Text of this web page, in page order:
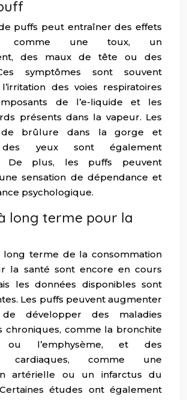
de puffs peut entraîner des effets
comme une toux, un
des maux de tête ou des
symptômes sont souvent
des voies respiratoires
de l’e-liquide et les
présents dans la vapeur. Les
de brûlure dans la gorge et
des yeux sont également
De plus, les puffs peuvent
sensation de dépendance et
psychologique.
long terme pour la
long terme de la consommation
la santé sont encore en cours
les données disponibles sont
Les puffs peuvent augmenter
développer des maladies
chroniques, comme la bronchite
ou l’emphysème, et des
cardiaques, comme une
artérielle ou un infarctus du
études ont également